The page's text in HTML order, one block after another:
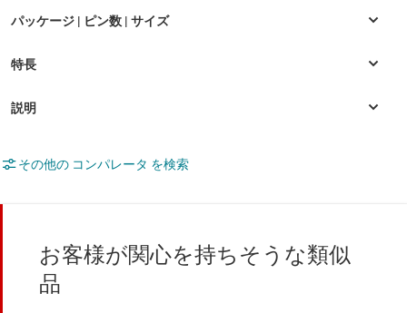
その他の コンパレータ を検索
お客様が関心を持ちそうな類似
品